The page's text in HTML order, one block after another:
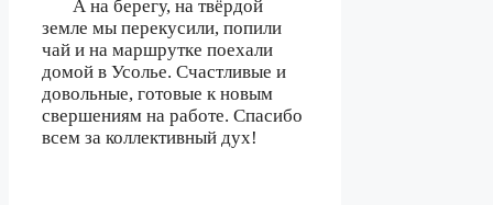
А на берегу, на твёрдой
земле мы перекусили, попили
чай и на маршрутке поехали
домой в Усолье. Счастливые и
довольные, готовые к новым
свершениям на работе. Спасибо
всем за коллективный дух!